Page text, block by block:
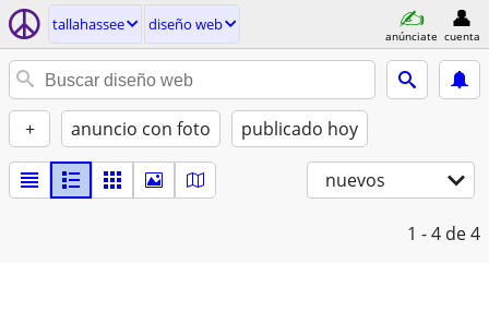
tallahassee diseño web
anúnciate cuenta
+ anuncio con foto publicado hoy
nuevos
1 - 4 de 4